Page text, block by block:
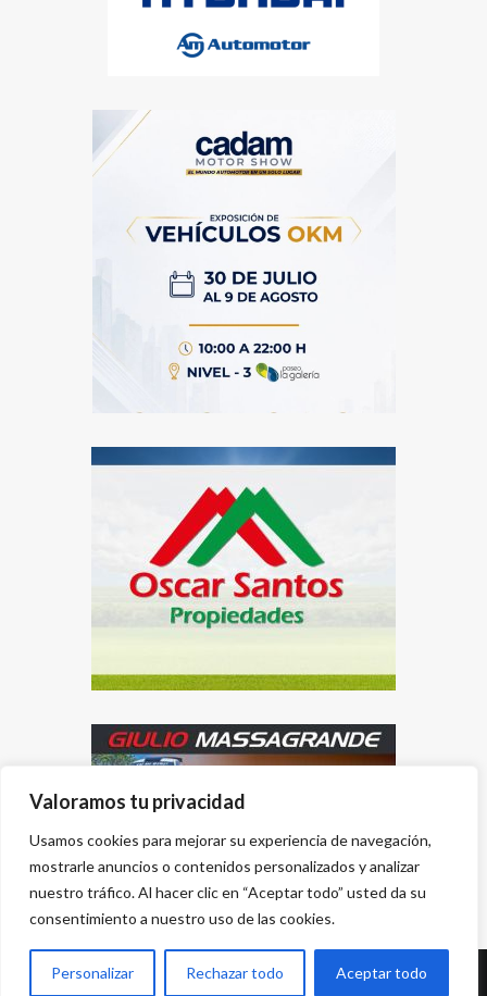
Valoramos tu privacidad
Usamos cookies para mejorar su experiencia de navegación,
mostrarle anuncios o contenidos personalizados y analizar
nuestro tráfico. Al hacer clic en “Aceptar todo” usted da su
consentimiento a nuestro uso de las cookies.
Personalizar Rechazar todo Aceptar todo
Desarrollado por